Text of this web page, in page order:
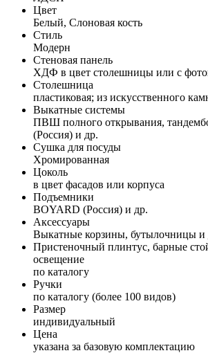
Цвет
Белый, Слоновая кость
Стиль
Модерн
Стеновая панель
ХДФ в цвет столешницы или с
Столешница
пластиковая; из искусственного
Выкатные системы
ПВШ полного открывания,
(Россия) и др.
Сушка для посуды
Хромированная
Цоколь
в цвет фасадов или корпуса
Подъемники
BOYARD (Россия) и др.
Аксессуары
Выкатные корзины, бутылочницы и
Пристеночный плинтус, барные
освещение
по каталогу
Ручки
по каталогу (более 100 видов)
Размер
индивидуальный
Цена
указана за базовую комплектацию